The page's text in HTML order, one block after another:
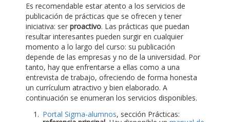
Es recomendable estar atento a los servicios de
publicación de prácticas que se ofrecen y tener
iniciativa: ser proactivo. Las prácticas que puedan
resultar interesantes pueden surgir en cualquier
momento a lo largo del curso: su publicación
depende de las empresas y no de la universidad. Por
tanto, hay que enfrentarse a ellas como a una
entrevista de trabajo, ofreciendo de forma honesta
un currículum atractivo y bien elaborado. A
continuación se enumeran los servicios disponibles.
Portal Sigma-alumnos, sección Prácticas: